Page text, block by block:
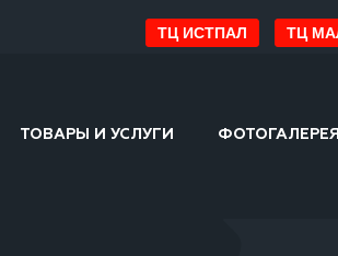
ТОВАРЫ И УСЛУГИ ФОТОГАЛЕРЕЯ
ТЦ ИСТПАЛ ТЦ